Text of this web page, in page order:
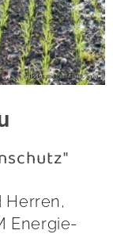
Herren,
Energie-